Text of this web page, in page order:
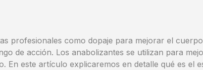
profesionales como dopaje para mejorar el
de acción. Los anabolizantes se utilizan para
En este artículo explicaremos en detalle qué es el